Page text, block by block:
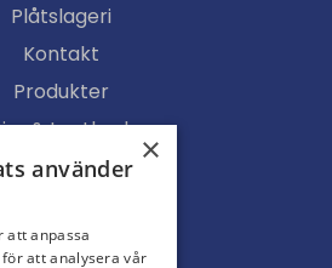
Plåtslageri
Kontakt
Produkter
& Lantbruk
Köpvillkor
×
använder
att anpassa
att analysera vår